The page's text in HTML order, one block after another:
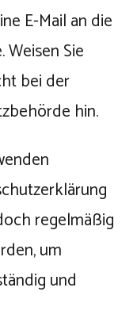
E-Mail an die
Sie
bei der
hin.
regelmäßig
um
und